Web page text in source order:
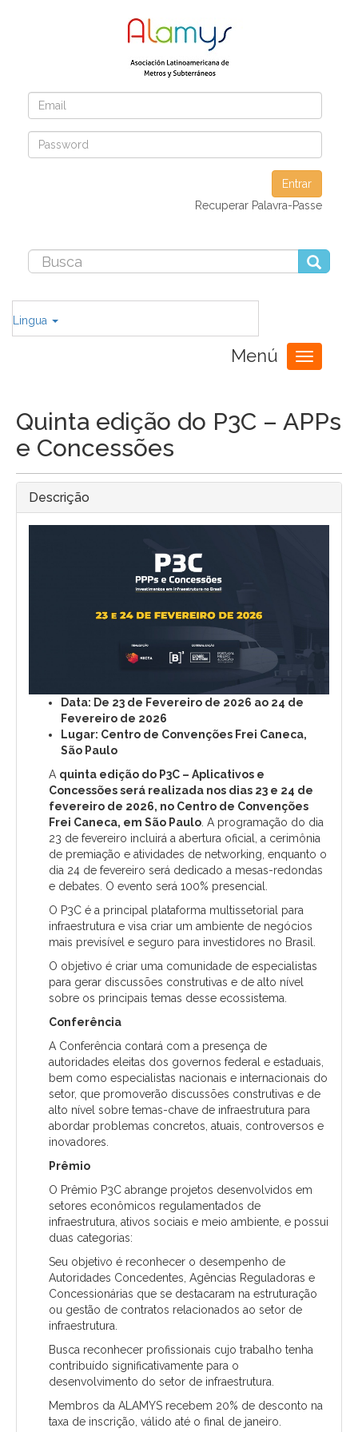
Entrar
Recuperar Palavra-Passe
Lingua
Menú
Toggle
navigation
Quinta edição do P3C – APPs
e Concessões
Descrição
Data: De 23 de Fevereiro de 2026 ao 24 de
Fevereiro de 2026
Lugar: Centro de Convenções Frei Caneca,
São Paulo
A quinta edição do P3C – Aplicativos e
Concessões será realizada nos dias 23 e 24 de
fevereiro de 2026, no Centro de Convenções
Frei Caneca, em São Paulo . A programação do dia
23 de fevereiro incluirá a abertura oficial, a cerimônia
de premiação e atividades de networking, enquanto o
dia 24 de fevereiro será dedicado a mesas-redondas
e debates. O evento será 100% presencial.
O P3C é a principal plataforma multissetorial para
infraestrutura e visa criar um ambiente de negócios
mais previsível e seguro para investidores no Brasil.
O objetivo é criar uma comunidade de especialistas
para gerar discussões construtivas e de alto nível
sobre os principais temas desse ecossistema.
Conferência
A Conferência contará com a presença de
autoridades eleitas dos governos federal e estaduais,
bem como especialistas nacionais e internacionais do
setor, que promoverão discussões construtivas e de
alto nível sobre temas-chave de infraestrutura para
abordar problemas concretos, atuais, controversos e
inovadores.
Prêmio
O Prêmio P3C abrange projetos desenvolvidos em
setores econômicos regulamentados de
infraestrutura, ativos sociais e meio ambiente, e possui
duas categorias:
Seu objetivo é reconhecer o desempenho de
Autoridades Concedentes, Agências Reguladoras e
Concessionárias que se destacaram na estruturação
ou gestão de contratos relacionados ao setor de
infraestrutura.
Busca reconhecer profissionais cujo trabalho tenha
contribuído significativamente para o
desenvolvimento do setor de infraestrutura.
Membros da ALAMYS recebem 20% de desconto na
taxa de inscrição, válido até o final de janeiro.